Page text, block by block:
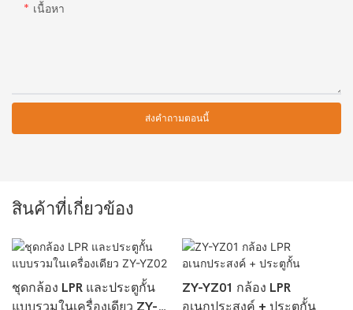
เนื้อหา
ส่งคำถามตอนนี้
สินค้าที่เกี่ยวข้อง
ชุดกล้อง LPR และประตูกั้น
แบบรวมในเครื่องเดียว ZY-
ZY-YZ01 กล้อง LPR
อเนกประสงค์ + ประตูกั้น